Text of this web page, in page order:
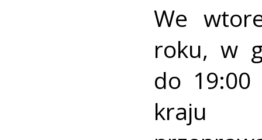
We
roku, w
do 19:00